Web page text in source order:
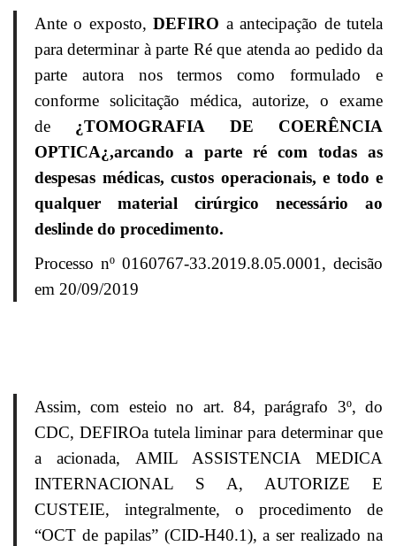
Ante o exposto, DEFIRO a antecipação de tutela
para determinar à parte Ré que atenda ao pedido da
parte autora nos termos como formulado e
conforme solicitação médica, autorize, o exame
de ¿TOMOGRAFIA DE COERÊNCIA
OPTICA¿,arcando a parte ré com todas as
despesas médicas, custos operacionais, e todo e
qualquer material cirúrgico necessário ao
deslinde do procedimento.
Processo nº 0160767-33.2019.8.05.0001, decisão
em 20/09/2019
Assim, com esteio no art. 84, parágrafo 3º, do
CDC, DEFIROa tutela liminar para determinar que
a acionada, AMIL ASSISTENCIA MEDICA
INTERNACIONAL S A, AUTORIZE E
CUSTEIE, integralmente, o procedimento de
“OCT de papilas” (CID-H40.1), a ser realizado na